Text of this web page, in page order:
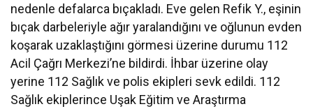
nedenle defalarca bıçakladı. Eve gelen Refik Y., eşinin
bıçak darbeleriyle ağır yaralandığını ve oğlunun evden
koşarak uzaklaştığını görmesi üzerine durumu 112
Acil Çağrı Merkezi’ne bildirdi. İhbar üzerine olay
yerine 112 Sağlık ve polis ekipleri sevk edildi. 112
Sağlık ekiplerince Uşak Eğitim ve Araştırma